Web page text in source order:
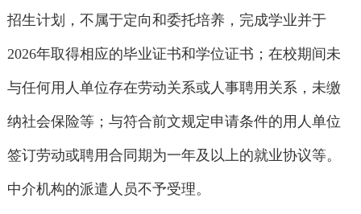
招生计划，不属于定向和委托培养，完成学业并于
2026年取得相应的毕业证书和学位证书；在校期间未
与任何用人单位存在劳动关系或人事聘用关系，未缴
纳社会保险等；与符合前文规定申请条件的用人单位
签订劳动或聘用合同期为一年及以上的就业协议等。
中介机构的派遣人员不予受理。